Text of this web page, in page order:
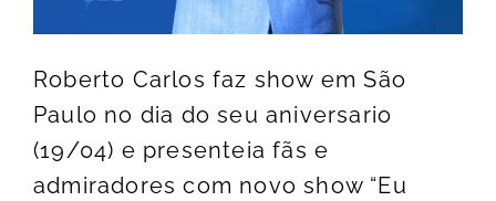
Roberto Carlos faz show em São
Paulo no dia do seu aniversario
(19/04) e presenteia fãs e
admiradores com novo show “Eu